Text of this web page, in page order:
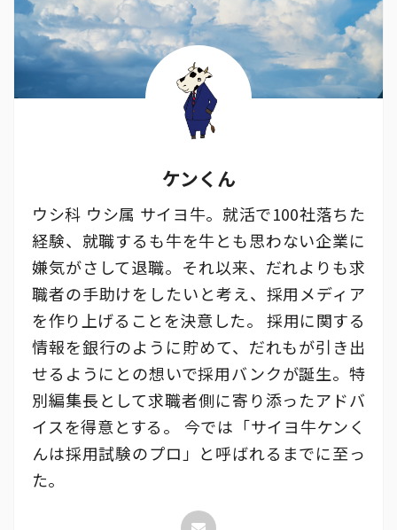
ケンくん
ウシ科 ウシ属 サイヨ牛。就活で100社落ちた
経験、就職するも牛を牛とも思わない企業に
嫌気がさして退職。それ以来、だれよりも求
職者の手助けをしたいと考え、採用メディア
を作り上げることを決意した。 採用に関する
情報を銀行のように貯めて、だれもが引き出
せるようにとの想いで採用バンクが誕生。特
別編集長として求職者側に寄り添ったアドバ
イスを得意とする。 今では「サイヨ牛ケンく
んは採用試験のプロ」と呼ばれるまでに至っ
た。